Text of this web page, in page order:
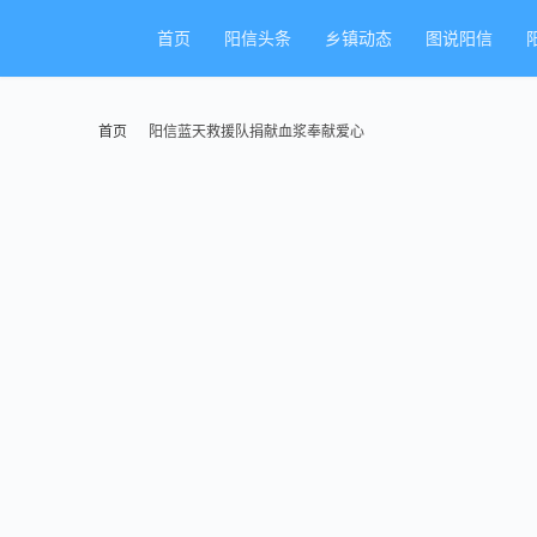
首页 阳信头条 乡镇动态 图说阳信
首页 阳信蓝天救援队捐献血浆奉献爱心